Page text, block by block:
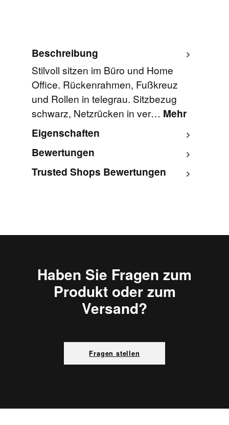
Beschreibung
Stilvoll sitzen im Büro und Home
Office. Rückenrahmen, Fußkreuz
und Rollen in telegrau. Sitzbezug
schwarz, Netzrücken in ver… Mehr
Eigenschaften
Bewertungen
Trusted Shops Bewertungen
Haben Sie Fragen zum
Produkt oder zum
Versand?
Fragen stellen